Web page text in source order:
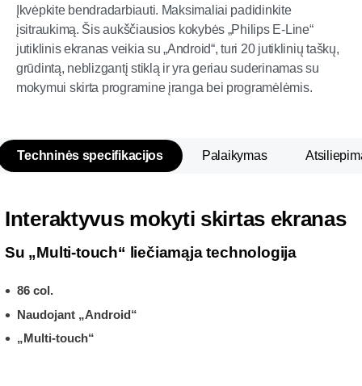
Įkvėpkite bendradarbiauti. Maksimaliai padidinkite
įsitraukimą. Šis aukščiausios kokybės „Philips E-Line“
jutiklinis ekranas veikia su „Android“, turi 20 jutiklinių taškų,
grūdintą, neblizgantį stiklą ir yra geriau suderinamas su
mokymui skirta programine įranga bei programėlėmis.
Techninės specifikacijos Palaikymas
Interaktyvus mokyti skirtas ekranas
Su „Multi-touch“ liečiamąja technologija
86 col.
Naudojant „Android“
„Multi-touch“